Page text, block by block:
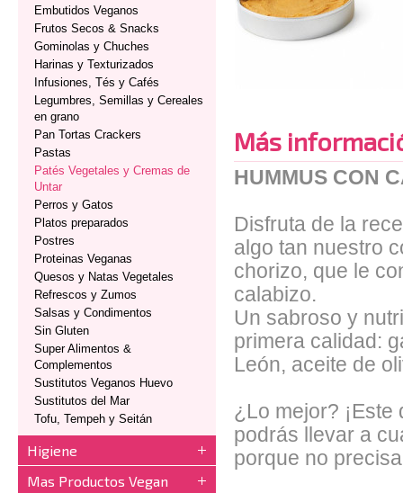
Embutidos Veganos
Frutos Secos & Snacks
Gominolas y Chuches
Harinas y Texturizados
Infusiones, Tés y Cafés
Legumbres, Semillas y Cereales
en grano
Pan Tortas Crackers
Pastas
Patés Vegetales y Cremas de
Untar
Perros y Gatos
Platos preparados
Postres
Proteinas Veganas
Quesos y Natas Vegetales
Refrescos y Zumos
Salsas y Condimentos
Sin Gluten
Super Alimentos &
Complementos
Sustitutos Veganos Huevo
Sustitutos del Mar
Tofu, Tempeh y Seitán
Higiene
Mas Productos Vegan
Más
HUMMUS CON
Disfruta de la
algo tan nuestro
chorizo, que le
calabizo.
Un sabroso y
primera calidad:
León, aceite de
¿Lo mejor?
podrás llevar a
porque no